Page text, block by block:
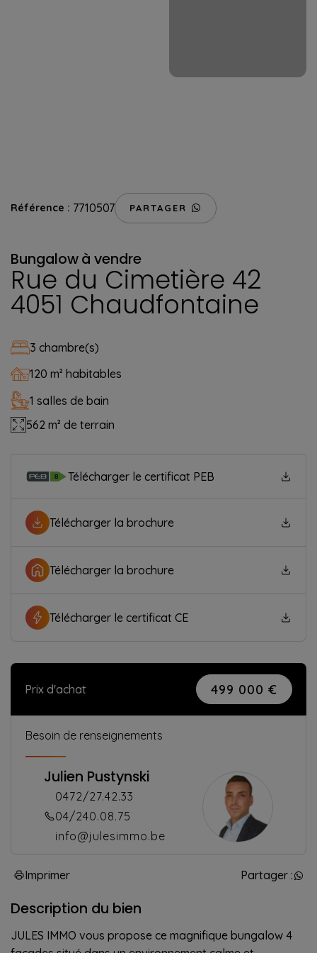
Référence : 7710507 PARTAGER
Bungalowà vendre
Rue du Cimetière 42
4051 Chaudfontaine
3 chambre(s)
120 m² habitables
1 salles de bain
562 m² de terrain
Télécharger le certificat PEB
Télécharger la brochure
Télécharger la brochure
Télécharger le certificat CE
Prix d'achat 499 000 €
Besoin de renseignements
Julien Pustynski
0472/27.42.33
04/240.08.75
info@julesimmo.be
Imprimer Partager :
Description du bien
JULES IMMO vous propose ce magnifique bungalow 4